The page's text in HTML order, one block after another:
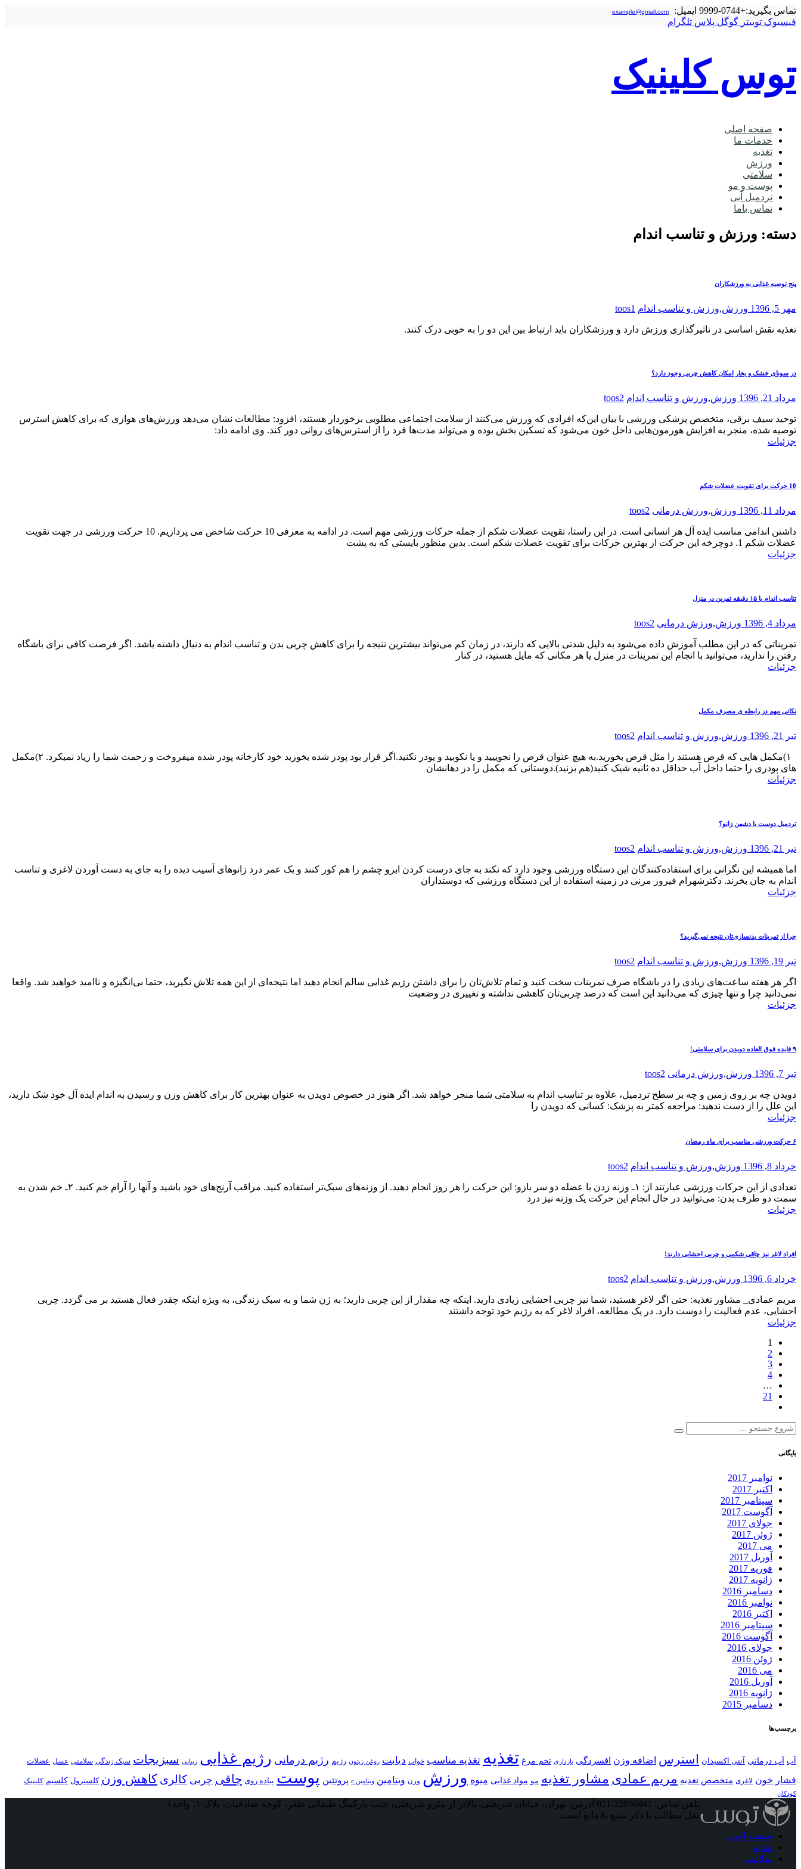
تماس بگیرید:+0744-9999 ایمیل: example@gmail.com
فیسبوک توییتر گوگل‌ پلاس تلگرام
توس کلینیک
صفحه اصلی
خدمات ما
تغذیه
ورزش
سلامتی
پوست و مو
تردمیل آبی
تماس باما
دسته: ورزش و تناسب اندام
پنج توصیه غذایی به ورزشکاران
مهر 5, 1396 ورزش,ورزش و تناسب اندام toos1
تغذیه نقش اساسی در تاثیرگذاری ورزش دارد و ورزشکاران باید ارتباط بین این دو را به خوبی درک کنند.
در سونای خشک و بخار امکان کاهش چربی وجود دارد؟
مرداد 21, 1396 ورزش,ورزش و تناسب اندام toos2
توحید سیف برقی، متخصص پزشکی ورزشی با بیان این‌که افرادی که ورزش می‌کنند از سلامت اجتماعی مطلوبی برخوردار هستند، افزود: مطالعات نشان می‌دهد ورزش‌های هوازی که برای کاهش استرس
توصیه شده، منجر به افزایش هورمون‌هایی داخل خون می‌شود که تسکین بخش بوده و می‌تواند مدت‌ها فرد را از استرس‌های روانی دور کند. وی ادامه داد:
جزئیات
10 حرکت برای تقویت عضلات شکم
مرداد 11, 1396 ورزش,ورزش درمانی toos2
داشتن اندامی مناسب ایده آل هر انسانی است. در این راستا، تقویت عضلات شکم از جمله حرکات ورزشی مهم است. در ادامه به معرفی 10 حرکت شاخص می پردازیم. 10 حرکت ورزشی در جهت تقویت
عضلات شکم 1. دوچرخه این حرکت از بهترین حرکات برای تقویت عضلات شکم است. بدین منظور بایستی که به پشت
جزئیات
تناسب اندام با ۱۵ دقیقه تمرین در منزل
مرداد 4, 1396 ورزش,ورزش درمانی toos2
تمریناتی که در این مطلب آموزش داده می‌شود به دلیل شدتی بالایی که دارند، در زمان کم می‌تواند بیشترین نتیجه را برای کاهش چربی بدن و تناسب اندام به دنبال داشته باشد. اگر فرصت کافی برای باشگاه
رفتن را ندارید، می‌توانید با انجام این تمرینات در منزل یا هر مکانی که مایل هستید، در کنار
جزئیات
نکاتی مهم در رابطه ی مصرف مکمل
تیر 21, 1396 ورزش,ورزش و تناسب اندام toos2
١)مکمل هایی که قرص هستند را مثل قرص بخورید.به هیچ عنوان قرص را نجوییید و یا نکوبید و پودر نکنید.اگر قرار بود پودر شده بخورید خود کارخانه پودر شده میفروخت و زحمت شما را زیاد نمیکرد. ٢)مکمل
هاى پودری را حتما داخل آب حداقل ده ثانیه شیک کنید(هم بزنید).دوستانی که مکمل را در دهانشان
جزئیات
تردمیل دوست یا دشمن زانو؟
تیر 21, 1396 ورزش,ورزش و تناسب اندام toos2
اما همیشه این نگرانی برای استفاده‌کنندگان این دستگاه ورزشی وجود دارد که نکند به جای درست کردن ابرو چشم را هم کور کنند و یک عمر درد زانو‌های آسیب دیده را به جای به دست آوردن لاغری و تناسب
اندام به جان بخرند. دکترشهرام فیروز مرنی در زمینه استفاده از این دستگاه ورزشی که دوستداران
جزئیات
چرا از تمرینات بدنسازی‌تان نتیجه نمی‌گیرید؟
تیر 19, 1396 ورزش,ورزش و تناسب اندام toos2
اگر هر هفته ساعت‌های زیادی را در باشگاه صرف تمرینات سخت کنید و تمام تلاش‌تان را برای داشتن رژیم غذایی سالم انجام دهید اما نتیجه‌ای از این همه تلاش نگیرید، حتما بی‌انگیزه و ناامید خواهید شد. واقعا
نمی‌دانید چرا و تنها چیزی که می‌دانید این است که درصد چربی‌تان کاهشی نداشته و تغییری در وضعیت
جزئیات
۹ فایده فوق العاده دویدن برای سلامتی!
تیر 7, 1396 ورزش,ورزش درمانی toos2
دویدن چه بر روی زمین و چه بر سطح تردمیل، علاوه بر تناسب اندام به سلامتی شما منجر خواهد شد. اگر هنوز در خصوص دویدن به عنوان بهترین کار برای کاهش وزن و رسیدن به اندام ایده آل خود شک دارید،
این علل را از دست ندهید: مراجعه کمتر به پزشک: کسانی که دویدن را
جزئیات
۶ حرکت ورزشی مناسب برای ماه رمضان
خرداد 8, 1396 ورزش,ورزش و تناسب اندام toos2
تعدادی از این حرکات ورزشی عبارتند از: ۱ـ وزنه زدن با عضله دو سر بازو: این حرکت را هر روز انجام دهید. از وزنه‌های سبک‌تر استفاده کنید. مراقب آرنج‌های خود باشید و آنها را آرام خم کنید. ۲ـ خم شدن به
سمت دو طرف بدن: می‌توانید در حال انجام این حرکت یک وزنه نیز درد
جزئیات
افراد لاغر نیز چاقی شکمی و چربی احشایی دارند!
خرداد 6, 1396 ورزش,ورزش و تناسب اندام toos2
مریم عمادی_ مشاور تغذیه: حتی اگر لاغر هستید، شما نیز چربی احشایی زیادی دارید. اینکه چه مقدار از این چربی دارید؛ به ژن شما و به سبک زندگی، به ویژه اینکه چقدر فعال هستید بر می گردد. چربی
احشایی، عدم فعالیت را دوست دارد. در یک مطالعه، افراد لاغر که به رژیم خود توجه داشتند
جزئیات
1
2
3
4
…
21
بایگانی
نوامبر 2017
اکتبر 2017
سپتامبر 2017
آگوست 2017
جولای 2017
ژوئن 2017
می 2017
آوریل 2017
فوریه 2017
ژانویه 2017
دسامبر 2016
نوامبر 2016
اکتبر 2016
سپتامبر 2016
آگوست 2016
جولای 2016
ژوئن 2016
می 2016
آوریل 2016
ژانویه 2016
دسامبر 2015
برچسب‌ها
آب آب درمانی آنتی اکسیدان استرس اضافه وزن افسردگی بارداری تخم مرغ تغذیه تغذیه مناسب خواب دیابت روغن زیتون رژیم رژیم درمانی رژیم غذایی زیبایی سبزیجات سبک زندگی سلامتی عسل عضلات
فشار خون لاغری متخصص تغدیه مریم عمادی مشاور تغذیه مو مواد غذایی میوه ورزش وزن ویتامین ویتامین c پروتئین پوست پیاده روی چاقی چربی کالری کاهش وزن کلسترول کلسیم کلینیک
کودکان
تلفن تماس: 22896841-021
آدرس: تهران، خیابان شریعتی، بالاتر از مترو شریعتی، جنب پارکینگ طبقاتی ظفر، کوچه صادقیان، پلاک ۱، واحد۱
نقل مطالب با ذکر منبع بلامانع است.
صفحه اصلی
تغذیه
سلامتی